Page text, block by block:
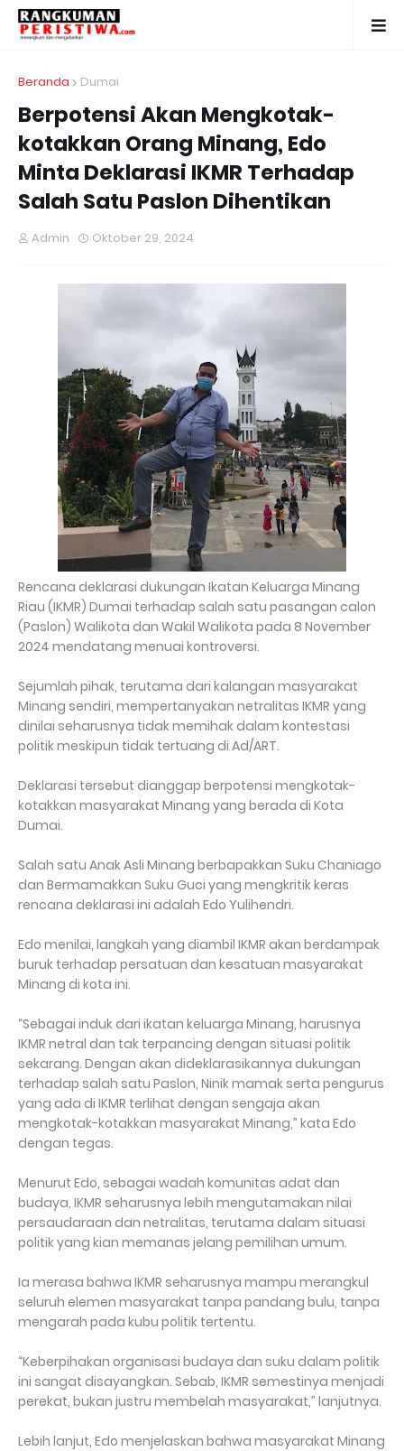
Beranda Dumai
Berpotensi Akan Mengkotak-
kotakkan Orang Minang, Edo
Minta Deklarasi IKMR Terhadap
Salah Satu Paslon Dihentikan
Admin Oktober 29, 2024
Rencana deklarasi dukungan Ikatan Keluarga Minang
Riau (IKMR) Dumai terhadap salah satu pasangan calon
(Paslon) Walikota dan Wakil Walikota pada 8 November
2024 mendatang menuai kontroversi.
Sejumlah pihak, terutama dari kalangan masyarakat
Minang sendiri, mempertanyakan netralitas IKMR yang
dinilai seharusnya tidak memihak dalam kontestasi
politik meskipun tidak tertuang di Ad/ART.
Deklarasi tersebut dianggap berpotensi mengkotak-
kotakkan masyarakat Minang yang berada di Kota
Dumai.
Salah satu Anak Asli Minang berbapakkan Suku Chaniago
dan Bermamakkan Suku Guci yang mengkritik keras
rencana deklarasi ini adalah Edo Yulihendri.
Edo menilai, langkah yang diambil IKMR akan berdampak
buruk terhadap persatuan dan kesatuan masyarakat
Minang di kota ini.
“Sebagai induk dari ikatan keluarga Minang, harusnya
IKMR netral dan tak terpancing dengan situasi politik
sekarang. Dengan akan dideklarasikannya dukungan
terhadap salah satu Paslon, Ninik mamak serta pengurus
yang ada di IKMR terlihat dengan sengaja akan
mengkotak-kotakkan masyarakat Minang,” kata Edo
dengan tegas.
Menurut Edo, sebagai wadah komunitas adat dan
budaya, IKMR seharusnya lebih mengutamakan nilai
persaudaraan dan netralitas, terutama dalam situasi
politik yang kian memanas jelang pemilihan umum.
Ia merasa bahwa IKMR seharusnya mampu merangkul
seluruh elemen masyarakat tanpa pandang bulu, tanpa
mengarah pada kubu politik tertentu.
“Keberpihakan organisasi budaya dan suku dalam politik
ini sangat disayangkan. Sebab, IKMR semestinya menjadi
perekat, bukan justru membelah masyarakat,” lanjutnya.
Lebih lanjut, Edo menjelaskan bahwa masyarakat Minang